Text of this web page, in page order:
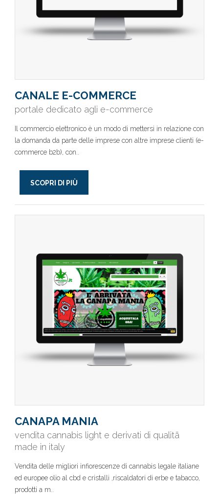
CANALE E-COMMERCE
portale dedicato agli e-commerce
Il commercio elettronico è un modo di mettersi in relazione con
la domanda da parte delle imprese con altre imprese clienti (e-
commerce b2b), con..
SCOPRI DI PIÙ
CANAPA MANIA
vendita cannabis light e derivati di qualitã
made in italy
Vendita delle migliori infiorescenze di cannabis legale italiane
ed europee olio al cbd e cristalli ,riscaldatori di erbe e tabacco,
prodotti a m..